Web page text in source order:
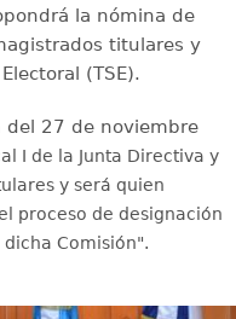
la nómina de
titulares y
(TSE).
del 27 de noviembre
I de la Junta Directiva y
y será quien
proceso de designación
Comisión".